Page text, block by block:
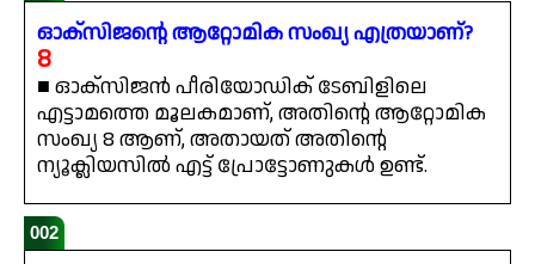
ഓക്സിജന്റെ ആറ്റോമിക സംഖ്യ എത്രയാണ്?
8
■ ഓക്സിജൻ പീരിയോഡിക് ടേബിളിലെ
എട്ടാമത്തെ മൂലകമാണ്, അതിന്റെ ആറ്റോമിക
സംഖ്യ 8 ആണ്, അതായത് അതിന്റെ
ന്യൂക്ലിയസിൽ എട്ട് പ്രോട്ടോണുകൾ ഉണ്ട്.
002